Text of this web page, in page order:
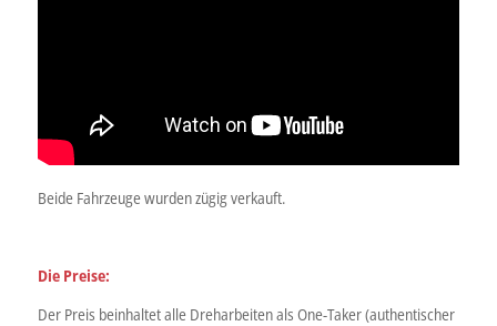
Beide Fahrzeuge wurden zügig verkauft.
Die Preise:
Der Preis beinhaltet alle Dreharbeiten als One-Taker (authentischer